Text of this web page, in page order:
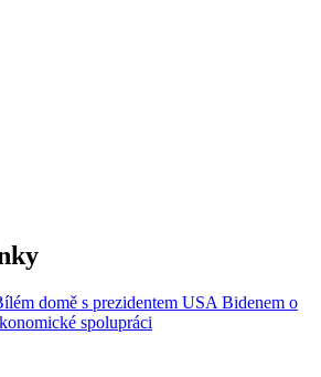
domě s prezidentem USA Bidenem o
spolupráci